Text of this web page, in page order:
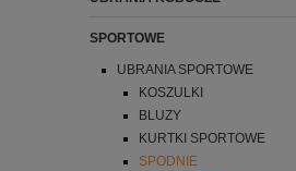
SPORTOWE
UBRANIA SPORTOWE
KOSZULKI
BLUZY
KURTKI SPORTOWE
SPODNIE